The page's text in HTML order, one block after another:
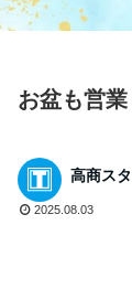
お盆も営業
高商ス
2025.08.03